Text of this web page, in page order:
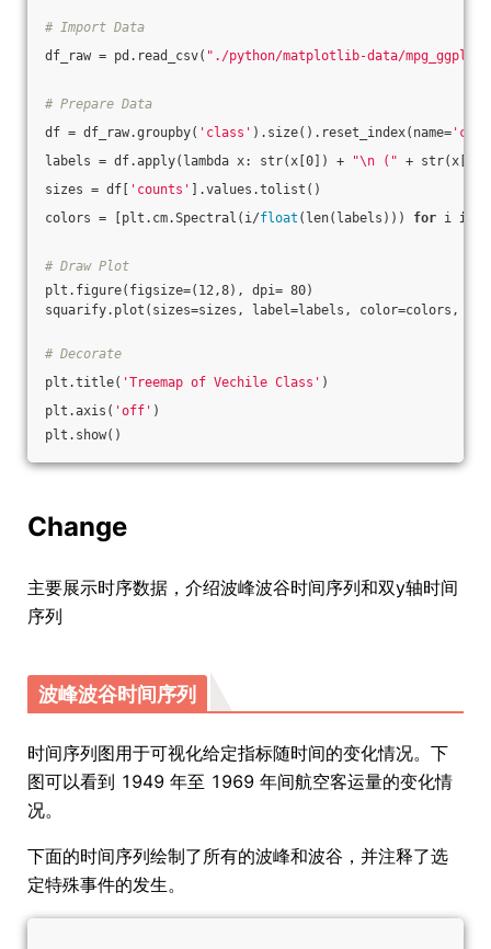
# Import Data
df_raw = pd.read_csv( "./python/matplotlib-data/
# Prepare Data
df = df_raw.groupby( 'class' ).size().reset_index(name=
labels = df.apply(lambda x: str(x[0]) +
"\n (" +
sizes = df[
'counts'
].values.tolist()
colors = [plt.cm.Spectral(i/float (len(labels))) for i in
# Draw Plot
plt.figure(figsize=(12,8), dpi= 80)
squarify.plot(sizes=sizes, label=labels, color=colors,
# Decorate
plt.title( 'Treemap of Vechile Class' )
plt.axis( 'off' )
plt.show()
Change
主要展示时序数据，介绍波峰波谷时间序列和双y轴时间
序列
波峰波谷时间序列
时间序列图用于可视化给定指标随时间的变化情况。下
图可以看到 1949 年至 1969 年间航空客运量的变化情
况。
下面的时间序列绘制了所有的波峰和波谷，并注释了选
定特殊事件的发生。